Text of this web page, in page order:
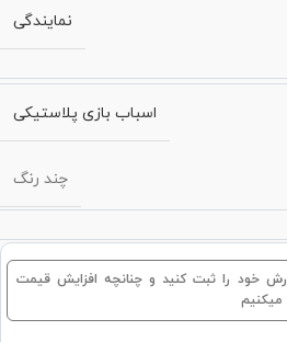
نمایندگی
اسباب بازی پلاستیکی
چند رنگ
خود را ثبت کنید و چنانچه افزایش قیمت
میکنیم